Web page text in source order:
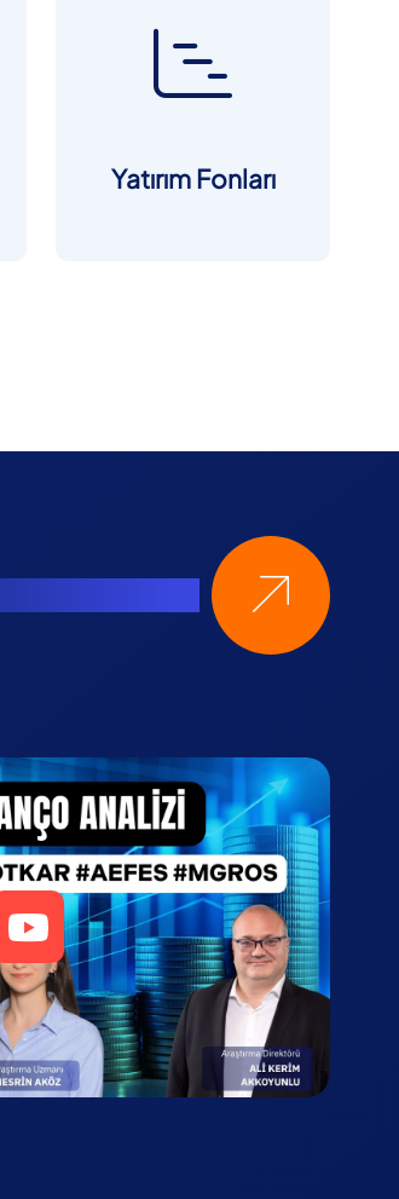
Yatırım Fonları